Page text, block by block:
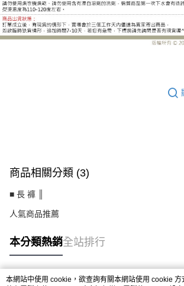
商品相關分類 (3)
■ 長 褲 ║
人氣商品推薦
本分類熱銷全站排行
本網站中使用 cookie，欲查詢有關本網站使用 cookie